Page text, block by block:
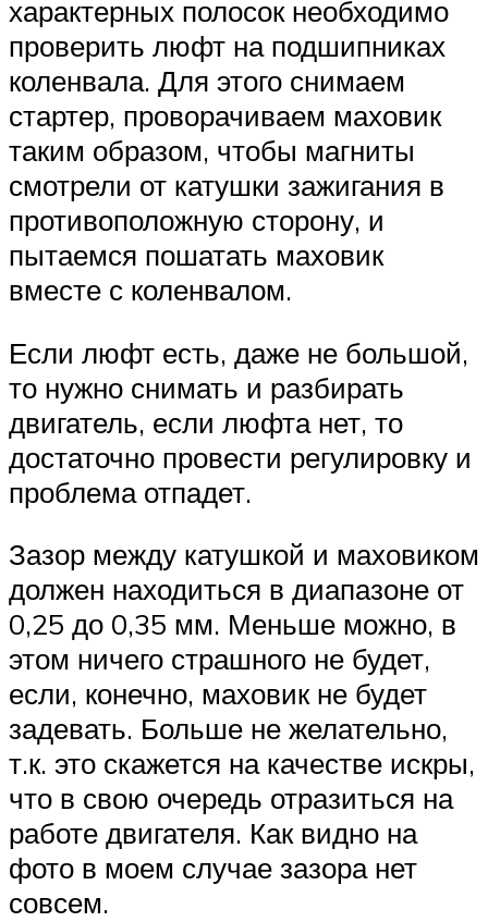
характерных полосок необходимо
проверить люфт на подшипниках
коленвала. Для этого снимаем
стартер, проворачиваем маховик
таким образом, чтобы магниты
смотрели от катушки зажигания в
противоположную сторону, и
пытаемся пошатать маховик
вместе с коленвалом.
Если люфт есть, даже не большой,
то нужно снимать и разбирать
двигатель, если люфта нет, то
достаточно провести регулировку и
проблема отпадет.
Зазор между катушкой и маховиком
должен находиться в диапазоне от
0,25 до 0,35 мм. Меньше можно, в
этом ничего страшного не будет,
если, конечно, маховик не будет
задевать. Больше не желательно,
т.к. это скажется на качестве искры,
что в свою очередь отразиться на
работе двигателя. Как видно на
фото в моем случае зазора нет
совсем.